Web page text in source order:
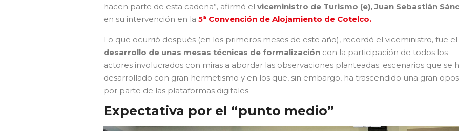
hacen parte de esta cadena”, afirmó el viceministro de Turismo (e), Juan Sebastián
en su intervención en la 5ª Convención de Alojamiento de Cotelco.
Lo que ocurrió después (en los primeros meses de este año), recordó el viceministro, fue el
desarrollo de unas mesas técnicas de formalización con la participación de todos los
actores involucrados con miras a abordar las observaciones planteadas; escenarios que se
desarrollado con gran hermetismo y en los que, sin embargo, ha trascendido una gran
por parte de las plataformas digitales.
Expectativa por el “punto medio”